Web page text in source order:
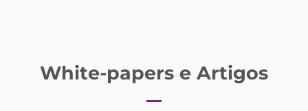
White-papers e Artigos